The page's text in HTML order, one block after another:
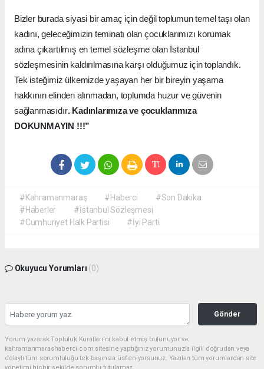
Bizler burada siyasi bir amaç için değil toplumun temel taşı olan
kadını, geleceğimizin teminatı olan çocuklarımızı korumak
adına çıkartılmış en temel sözleşme olan İstanbul
sözleşmesinin kaldırılmasına karşı olduğumuz için toplandık.
Tek isteğimiz ülkemizde yaşayan her bir bireyin yaşama
hakkının elinden alınmadan, toplumda huzur ve güvenin
sağlanmasıdır. Kadınlarımıza ve çocuklarımıza
DOKUNMAYIN !!!”
#Kahramanmaraş #Haberci
#Son Dakika
#Haberler
#İstanbul Sözleşmesi
#Cumhuriyet Halk Partisi
#İyi Parti
Okuyucu Yorumları (0)
Gönder
Yorum yazarak Topluluk Kuralları’nı kabul etmiş bulunuyor ve
kahramanmarashaberci.com sitesine yaptığınız yorumunuzla ilgili doğrudan veya
dolaylı tüm sorumluluğu tek başınıza üstleniyorsunuz. Yazılan tüm yorumlardan site